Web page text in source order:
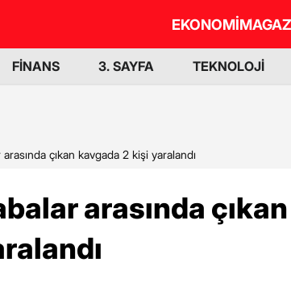
EKONOMİ
FİNANS 3. SAYFA TEKNOLOJİ
çıkan kavgada 2 kişi yaralandı
arasında çıkan